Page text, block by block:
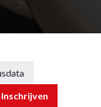
Inschrijven